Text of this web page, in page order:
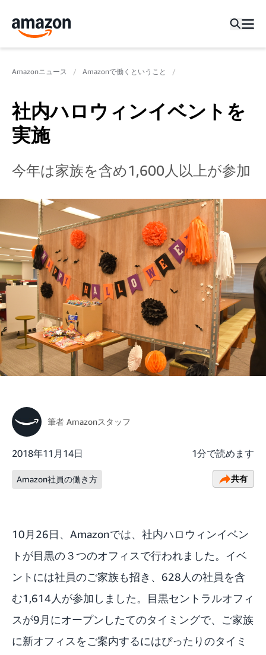
Amazonニュース Amazonで働くということ
社内ハロウィンイベントを
実施
今年は家族を含め1,600人以上が参加
筆者 Amazonスタッフ
2018年11月14日 1分で読めます
Amazon社員の働き方 共有
10月26日、Amazonでは、社内ハロウィンイベン
トが目黒の３つのオフィスで行われました。イベ
ントには社員のご家族も招き、628人の社員を含
む1,614人が参加しました。目黒セントラルオフィ
スが9月にオープンしたてのタイミングで、ご家族
に新オフィスをご案内するにはぴったりのタイミ